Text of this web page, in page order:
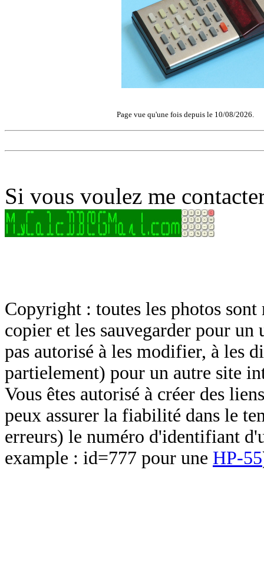
Page vue qu'une fois depuis le 10/08/2026.
Si vous voulez me
Copyright : toutes les photos sont
copier et les sauvegarder pour un
pas autorisé à les modifier, à les
partielement) pour un autre site
Vous êtes autorisé à créer des
peux assurer la fiabilité dans le
erreurs) le numéro d'identifiant
example : id=777 pour une HP-55